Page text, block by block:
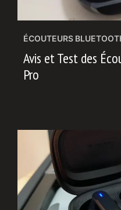
ÉCOUTEURS
Avis et Test des
Pro